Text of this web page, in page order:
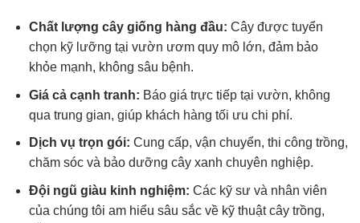
Chất lượng cây giống hàng đầu: Cây được tuyển
chọn kỹ lưỡng tại vườn ươm quy mô lớn, đảm bảo
khỏe mạnh, không sâu bệnh.
Giá cả cạnh tranh: Báo giá trực tiếp tại vườn, không
qua trung gian, giúp khách hàng tối ưu chi phí.
Dịch vụ trọn gói: Cung cấp, vận chuyển, thi công trồng,
chăm sóc và bảo dưỡng cây xanh chuyên nghiệp.
Đội ngũ giàu kinh nghiệm: Các kỹ sư và nhân viên
của chúng tôi am hiểu sâu sắc về kỹ thuật cây trồng,